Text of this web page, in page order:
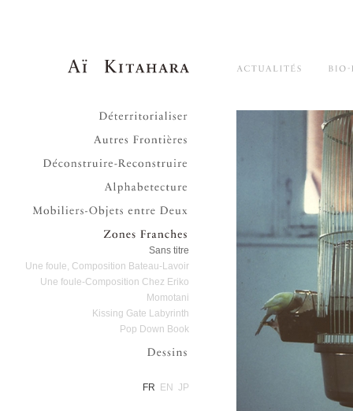
Aï Kitahara
Main menu
Skip to primary content
Skip to secondary content
Actualités
Mobiliers-Objets entre deux
Zones Franches
Sans titre
Une foule, Composition Bateau-Lavoir
Une foule-Composition Chez Eriko
Momotani
Kissing Gate Labyrinth
Pop Down Book
FR EN JP